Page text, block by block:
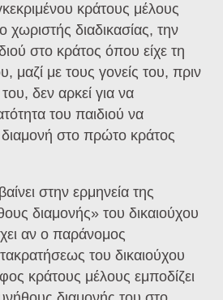
κράτους μέλους
χωριστής διαδικασίας, την
στο κράτος όπου είχε τη
μαζί με τους γονείς του, πριν
δεν αρκεί για να
του παιδιού να
στο πρώτο κράτος
στην ερμηνεία της
διαμονής» του δικαιούχου
αν ο παράνομος
του δικαιούχου
κράτους μέλους εμποδίζει